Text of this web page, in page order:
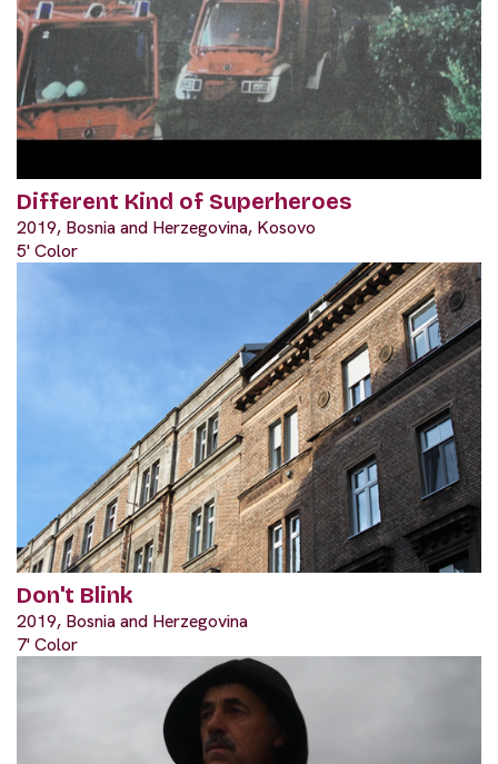
Different Kind of Superheroes
2019, Bosnia and Herzegovina, Kosovo
5' Color
Don't Blink
2019, Bosnia and Herzegovina
7' Color